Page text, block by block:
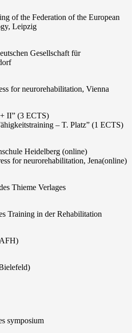
of the Federation of the European
Leipzig
Gesellschaft für
for neurorehabilitation, Vienna
II” (3 ECTS)
– T. Platz” (1 ECTS)
Heidelberg (online)
for neurorehabilitation, Jena(online)
Thieme Verlages
Training in der Rehabilitation
symposium